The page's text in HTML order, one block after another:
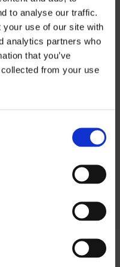
to analyse our traffic.
your use of our site with
analytics partners who
that you’ve
from your use
PRODUIT
sur
nos listes
la devise
un mot de